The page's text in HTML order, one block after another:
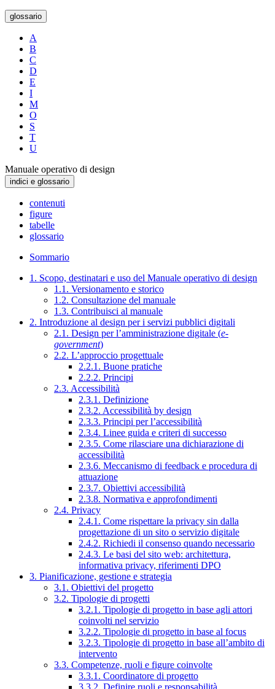
glossario
A
B
C
D
E
I
M
O
S
T
U
Manuale operativo di design
indici e glossario
contenuti
figure
tabelle
glossario
Sommario
1. Scopo, destinatari e uso del Manuale operativo di design
1.1. Versionamento e storico
1.2. Consultazione del manuale
1.3. Contribuisci al manuale
2. Introduzione al design per i servizi pubblici digitali
2.1. Design per l’amministrazione digitale (e-
government)
2.2. L’approccio progettuale
2.2.1. Buone pratiche
2.2.2. Principi
2.3. Accessibilità
2.3.1. Definizione
2.3.2. Accessibilità by design
2.3.3. Principi per l’accessibilità
2.3.4. Linee guida e criteri di successo
2.3.5. Come rilasciare una dichiarazione di
accessibilità
2.3.6. Meccanismo di feedback e procedura di
attuazione
2.3.7. Obiettivi accessibilità
2.3.8. Normativa e approfondimenti
2.4. Privacy
2.4.1. Come rispettare la privacy sin dalla
progettazione di un sito o servizio digitale
2.4.2. Richiedi il consenso quando necessario
2.4.3. Le basi del sito web: architettura,
informativa privacy, riferimenti DPO
3. Pianificazione, gestione e strategia
3.1. Obiettivi del progetto
3.2. Tipologie di progetti
3.2.1. Tipologie di progetto in base agli attori
coinvolti nel servizio
3.2.2. Tipologie di progetto in base al focus
3.2.3. Tipologie di progetto in base all’ambito di
intervento
3.3. Competenze, ruoli e figure coinvolte
3.3.1. Coordinatore di progetto
3.3.2. Definire ruoli e responsabilità